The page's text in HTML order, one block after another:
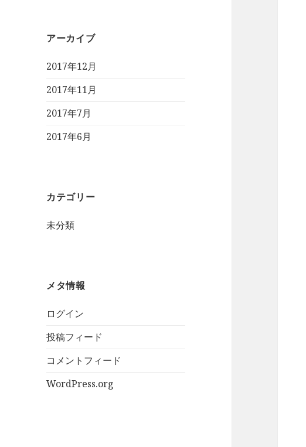
アーカイブ
2017年12月
2017年11月
2017年7月
2017年6月
カテゴリー
未分類
メタ情報
ログイン
投稿フィード
コメントフィード
WordPress.org